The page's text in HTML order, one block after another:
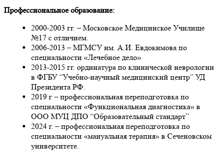
Профессиональное образование:
2000-2003 гг. – Московское Медицинское Училище
№17 с отличием.
2006-2013 – МГМСУ им. А.И. Евдокимова по
специальности «Лечебное дело»
2013-2015 гг. ординатура по клинической неврологии
в ФГБУ “Учебно-научный медицинский центр” УД
Президента РФ.
2019 г – профессиональная переподготовка по
специальности «Функциональная диагностика» в
ООО МУЦ ДПО “Образовательный стандарт”
2024 г. – профессиональная переподготовка по
специальности «мануальная терапия» в Сеченовском
университете.